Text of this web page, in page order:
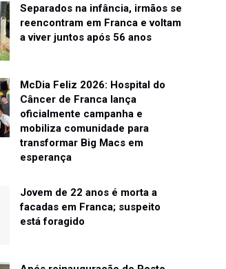
Separados na infância, irmãos se
reencontram em Franca e voltam
a viver juntos após 56 anos
McDia Feliz 2026: Hospital do
Câncer de Franca lança
oficialmente campanha e
mobiliza comunidade para
transformar Big Macs em
esperança
Jovem de 22 anos é morta a
facadas em Franca; suspeito
está foragido